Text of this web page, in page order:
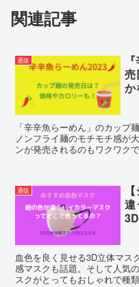
関連記事
通販
売
か
「辛辛魚らーめん」のカップ
ノンフライ麺のモチモチ感が
ンが発売されるのもワクワク
通販
違
血色を良く見せる3D立体マス
感マスクも話題。そして人気
スクがとってもおしゃれで種